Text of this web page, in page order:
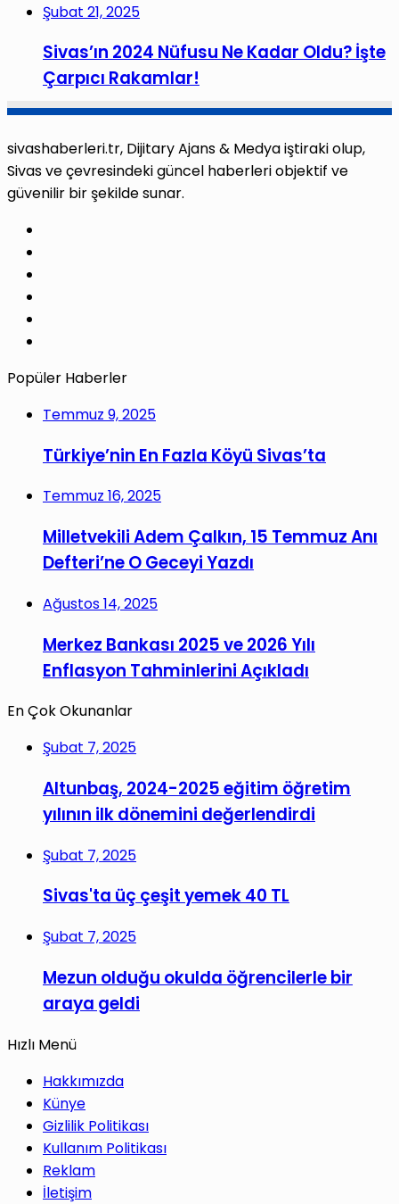
Şubat 21, 2025
Sivas’ın 2024 Nüfusu Ne Kadar Oldu? İşte
Çarpıcı Rakamlar!
sivashaberleri.tr, Dijitary Ajans & Medya iştiraki olup,
Sivas ve çevresindeki güncel haberleri objektif ve
güvenilir bir şekilde sunar.
Popüler Haberler
Temmuz 9, 2025
Türkiye’nin En Fazla Köyü Sivas’ta
Temmuz 16, 2025
Milletvekili Adem Çalkın, 15 Temmuz Anı
Defteri’ne O Geceyi Yazdı
Ağustos 14, 2025
Merkez Bankası 2025 ve 2026 Yılı
Enflasyon Tahminlerini Açıkladı
En Çok Okunanlar
Şubat 7, 2025
Altunbaş, 2024-2025 eğitim öğretim
yılının ilk dönemini değerlendirdi
Şubat 7, 2025
Sivas'ta üç çeşit yemek 40 TL
Şubat 7, 2025
Mezun olduğu okulda öğrencilerle bir
araya geldi
Hızlı Menü
Hakkımızda
Künye
Gizlilik Politikası
Kullanım Politikası
Reklam
İletişim